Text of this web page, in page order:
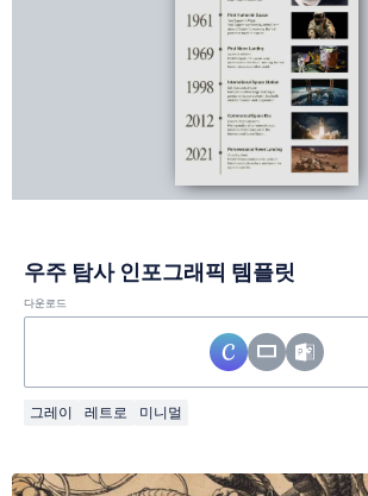
우주 탐사 인포그래픽 템플릿
다운로드
그레이 레트로 미니멀